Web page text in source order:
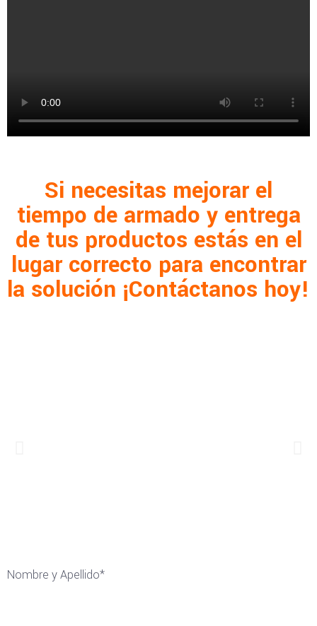
Si necesitas mejorar el
tiempo de armado y entrega
de tus productos estás en el
lugar correcto para encontrar
la solución ¡Contáctanos hoy!
Nombre y Apellido*